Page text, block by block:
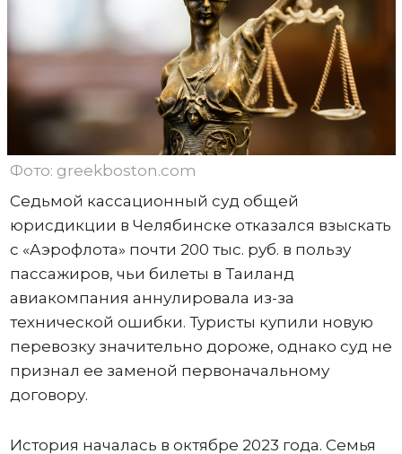
Фото: greekboston.com
Седьмой кассационный суд общей
юрисдикции в Челябинске отказался взыскать
с «Аэрофлота» почти 200 тыс. руб. в пользу
пассажиров, чьи билеты в Таиланд
авиакомпания аннулировала из-за
технической ошибки. Туристы купили новую
перевозку значительно дороже, однако суд не
признал ее заменой первоначальному
договору.
История началась в октябре 2023 года. Семья